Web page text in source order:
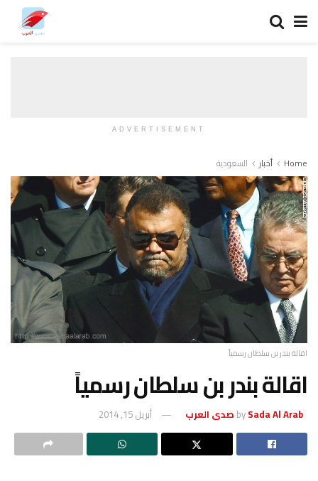
ADVERTISEMENT
Home أخبار السعودية
اقالة بندر بن سلطان رسمياً
اقالة بندر بن سلطان رسمياً
bySada Al Arab صدى العرب أبريل 15, 2014